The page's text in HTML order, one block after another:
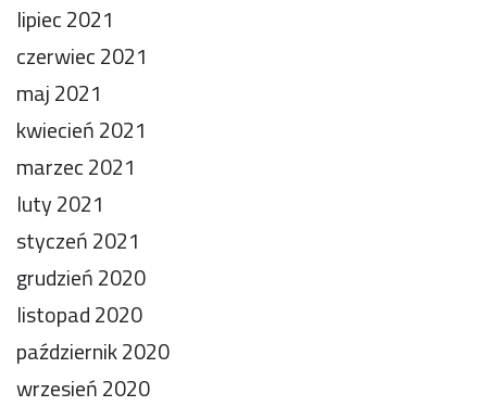
lipiec 2021
czerwiec 2021
maj 2021
kwiecień 2021
marzec 2021
luty 2021
styczeń 2021
grudzień 2020
listopad 2020
październik 2020
wrzesień 2020